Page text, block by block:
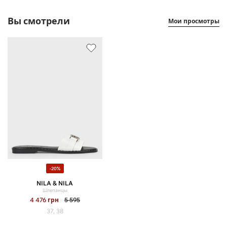
Вы смотрели Мои просмотры
-20%
NILA & NILA
Шлепанцы
4 476 грн
5 595
37, 38